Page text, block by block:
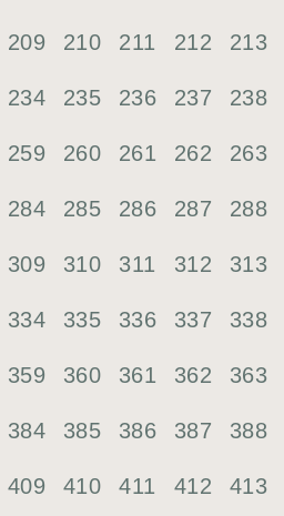
209 210 211 212 213
234 235 236 237 238
259 260 261 262 263
284 285 286 287 288
309 310 311 312 313
334 335 336 337 338
359 360 361 362 363
384 385 386 387 388
409 410 411 412 413